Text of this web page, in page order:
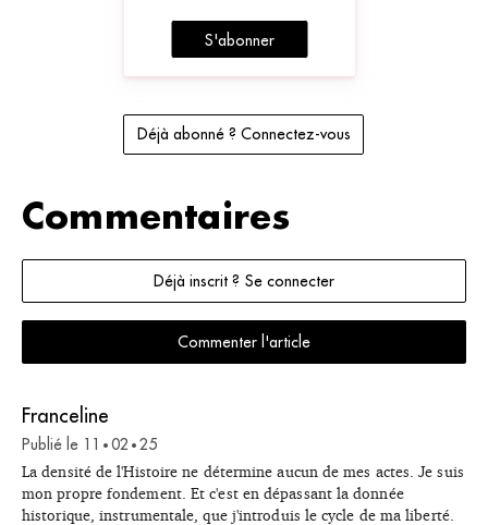
S'abonner
Déjà abonné ? Connectez-vous
Commentaires
Déjà inscrit ? Se connecter
Commenter l'article
Franceline
Publié le 11 • 02 • 25
La densité de l'Histoire ne détermine aucun de mes actes. Je suis
mon propre fondement. Et c'est en dépassant la donnée
historique, instrumentale, que j'introduis le cycle de ma liberté.